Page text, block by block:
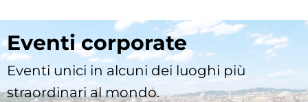
Eventi corporate
Eventi unici in alcuni dei luoghi più
straordinari al mondo.